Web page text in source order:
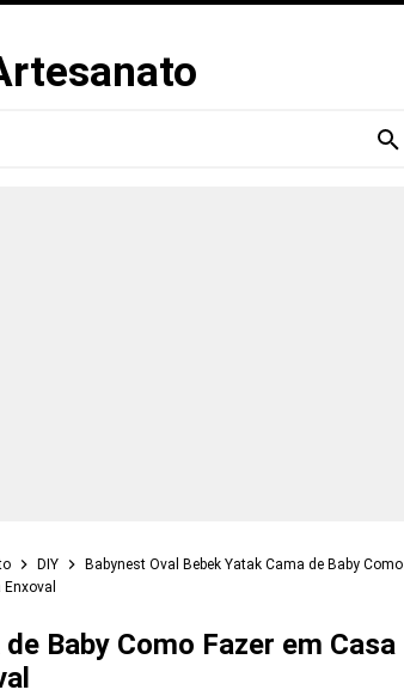
DIY
Babynest Oval Bebek Yatak Cama de Baby Como
Baby Como Fazer em Casa